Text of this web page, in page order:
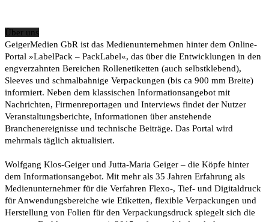
Über uns
GeigerMedien GbR ist das Medienunternehmen hinter dem Online-
Portal »LabelPack – PackLabel«, das über die Entwicklungen in den
engverzahnten Bereichen Rollenetiketten (auch selbstklebend),
Sleeves und schmalbahnige Verpackungen (bis ca 900 mm Breite)
informiert. Neben dem klassischen Informationsangebot mit
Nachrichten, Firmenreportagen und Interviews findet der Nutzer
Veranstaltungsberichte, Informationen über anstehende
Branchenereignisse und technische Beiträge. Das Portal wird
mehrmals täglich aktualisiert.
Wolfgang Klos-Geiger und Jutta-Maria Geiger – die Köpfe hinter
dem Informationsangebot. Mit mehr als 35 Jahren Erfahrung als
Medienunternehmer für die Verfahren Flexo-, Tief- und Digitaldruck
für Anwendungsbereiche wie Etiketten, flexible Verpackungen und
Herstellung von Folien für den Verpackungsdruck spiegelt sich die